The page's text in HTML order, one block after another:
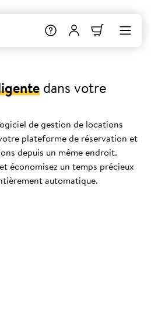
dans votre
de gestion de locations
plateforme de réservation et
depuis un même endroit.
économisez un temps précieux
automatique.